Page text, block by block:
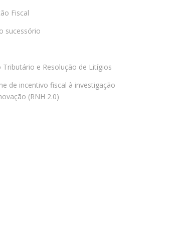
Fiscal
sucessório
Tributário e Resolução de Litígios
de incentivo fiscal à investigação
(RNH 2.0)